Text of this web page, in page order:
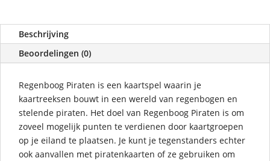
Beschrijving
Beoordelingen (0)
Regenboog Piraten is een kaartspel waarin je
kaartreeksen bouwt in een wereld van regenbogen en
stelende piraten. Het doel van Regenboog Piraten is om
zoveel mogelijk punten te verdienen door kaartgroepen
op je eiland te plaatsen. Je kunt je tegenstanders echter
ook aanvallen met piratenkaarten of ze gebruiken om